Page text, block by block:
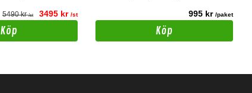
5490 kr/st 3495 kr /st
Köp
995 kr /paket
Köp